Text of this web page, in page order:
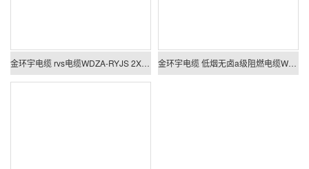
金环宇电缆 rvs电缆WDZA-RYJS 2X1平方a级阻燃低烟无卤电线电缆 金环宇电缆 低烟无卤a级阻燃电缆WDZA-RYJS 2X0.75平方双绞花线